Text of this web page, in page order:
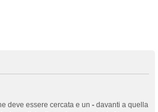
deve essere cercata e un - davanti a quella